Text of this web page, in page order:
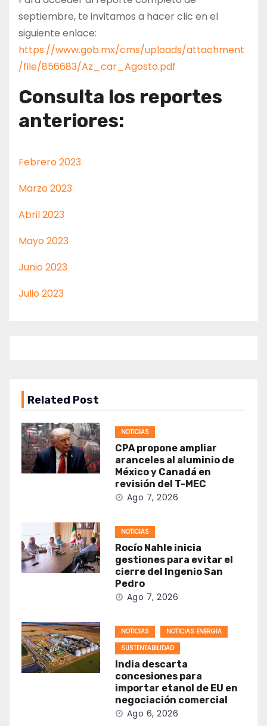
septiembre, te invitamos a hacer clic en el
siguiente enlace:
https://www.gob.mx/cms/uploads/attachment
/file/856683/Az_car_Agosto.pdf
Consulta los reportes
anteriores:
Febrero 2023
Marzo 2023
Abril 2023
Mayo 2023
Junio 2023
Julio 2023
Related Post
NOTICIAS
CPA propone ampliar
aranceles al aluminio de
México y Canadá en
revisión del T-MEC
Ago 7, 2026
NOTICIAS
Rocío Nahle inicia
gestiones para evitar el
cierre del Ingenio San
Pedro
Ago 7, 2026
NOTICIAS
NOTICIAS ENERGIA
SUSTENTABILIDAD
India descarta
concesiones para
importar etanol de EU en
negociación comercial
Ago 6, 2026